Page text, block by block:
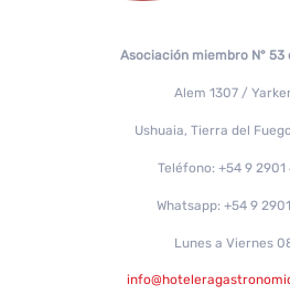
Asociación miembro N° 53
Alem 1307 /
Ushuaia, Tierra del
Teléfono: +54 9
Whatsapp: +54 9
Lunes a Viernes